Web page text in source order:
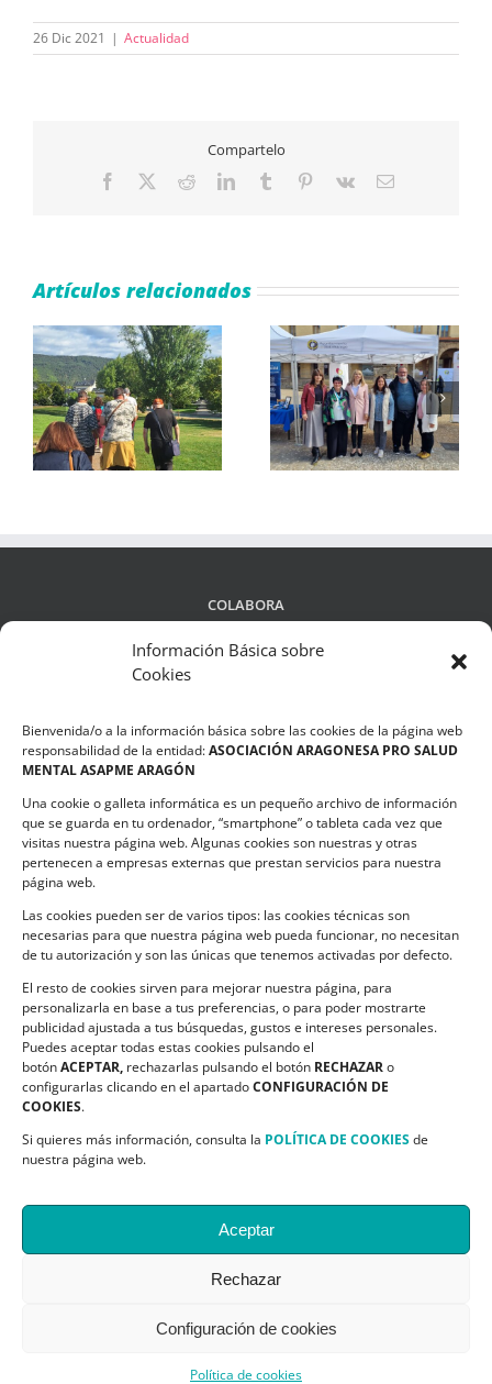
Información Básica sobre
Cookies
Bienvenida/o a la información básica sobre las cookies de la página web
responsabilidad de la entidad:ASOCIACIÓN ARAGONESA PRO SALUD
MENTAL ASAPME ARAGÓN
Una cookie o galleta informática es un pequeño archivo de información
que se guarda en tu ordenador, “smartphone” o tableta cada vez que
visitas nuestra página web. Algunas cookies son nuestras y otras
pertenecen a empresas externas que prestan servicios para nuestra
página web.
Las cookies pueden ser de varios tipos: las cookies técnicas son
necesarias para que nuestra página web pueda funcionar, no necesitan
de tu autorización y son las únicas que tenemos activadas por defecto.
El resto de cookies sirven para mejorar nuestra página, para
personalizarla en base a tus preferencias, o para poder mostrarte
publicidad ajustada a tus búsquedas, gustos e intereses personales.
Puedes aceptar todas estas cookies pulsando el
botónACEPTAR, rechazarlas pulsando el botón RECHAZARo
configurarlas clicando en el apartadoCONFIGURACIÓN DE
COOKIES.
Si quieres más información, consulta la POLÍTICA DE COOKIESde
nuestra página web.
Aceptar
Rechazar
Configuración de cookies
Política de cookies
26 Dic 2021 | Actualidad
Compartelo
Facebook RedditLinkedInTumblr Pinterest
Vk
Correo
Artículos relacionados
ASAPME Aragón
divulga su trabajo en
Zaragoza, Sabiñánigo
y Casetas
El IV Ciclo de Salud
Mental Infantojuvenil
aborda el fenómeno
del bullying
COLABORA
Política de privacidad
Compromiso de Protección de Datos
Política de Cookies
CONTACTO
C/ Ciudadela s/n. Parque Delicias.
50017 Zaragoza
Teléfono:976 532 499
Email:asapme@asapme.org
@ Asapme| All Rights Reserved | Desarrollo:Centro Cálculo Bosco